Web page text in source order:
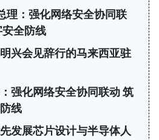
理：强化网络安全协同联
全防线
兴会见辞行的马来西亚驻
强化网络安全协同联动 筑
线
发展芯片设计与半导体人